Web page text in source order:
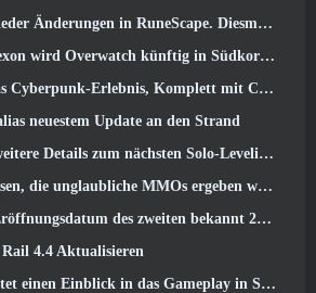
in RuneScape. Diesmal handelt es sich um Spielerunterkünfte
Overwatch künftig in Südkorea veröffentlichen
Komplett mit Cyberpsychose, Im nächsten Crossover-Event von Apex Legends
neuestem Update an den Strand
Solo-Leveling-Spiel bekannt, Solo-Leveling: KARMA auf der Anime Expo
die unglaubliche MMOs ergeben würden
des zweiten bekannt 2026 Zeitlich begrenzter Erweiterungsserver
4.4 Aktualisieren
Einblick in das Gameplay in Silver Palace